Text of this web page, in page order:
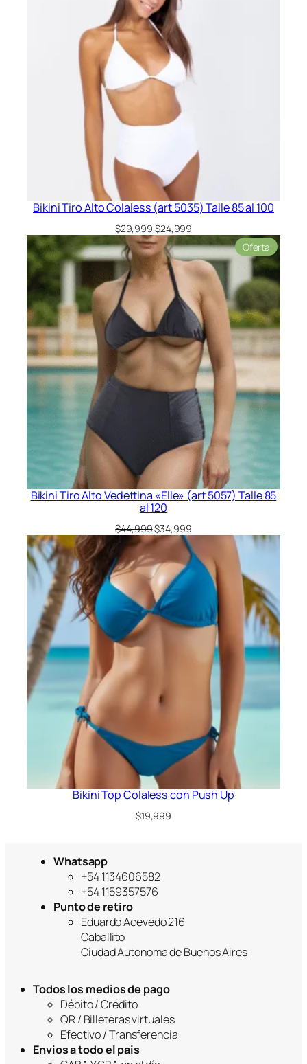
Bikini Tiro Alto Colaless (art 5035) Talle 85 al 100
$29,999El
precio
original
era:
$29,999.
$24,999
precio
actual
es:
$24,999.
Oferta
en
oferta
Bikini Tiro Alto Vedettina «Elle» (art 5057) Talle 85
al 120
$44,999El
precio
era:
$44,999.
$34,999El
actual
es:
$34,999.
Bikini Top Colaless con Push Up
$19,999
Whatsapp
+54 1134606582
+54 1159357576
Punto de retiro
Eduardo Acevedo 216
Caballito
Ciudad Autonoma de Buenos Aires
Todos los medios de pago
Débito / Crédito
QR / Billeteras virtuales
Efectivo / Transferencia
Envios a todo el pais